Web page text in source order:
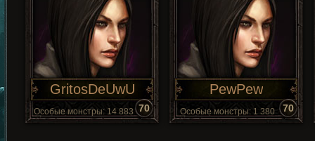
GritosDeUwU
Особые монстры: 14 883 70
PewPew
Особые монстры: 1 380 70